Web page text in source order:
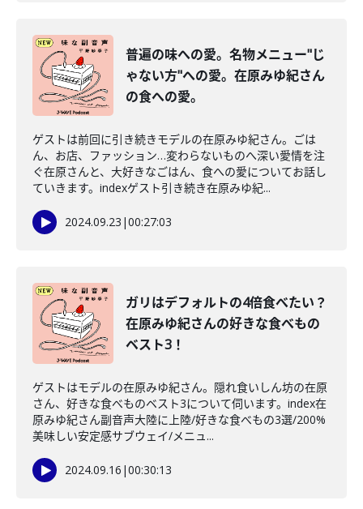
普遍の味への愛。名物メニュー"じ
ゃない方"への愛。在原みゆ紀さん
の食への愛。
ゲストは前回に引き続きモデルの在原みゆ紀さん。ごは
ん、お店、ファッション…変わらないものへ深い愛情を注
ぐ在原さんと、大好きなごはん、食への愛についてお話し
ていきます。indexゲスト引き続き在原みゆ紀...
2024.09.23 |00:27:03
ガリはデフォルトの4倍食べたい？
在原みゆ紀さんの好きな食べもの
ベスト3！
ゲストはモデルの在原みゆ紀さん。隠れ食いしん坊の在原
さん、好きな食べものベスト3について伺います。index在
原みゆ紀さん副音声大陸に上陸/好きな食べもの3選/200%
美味しい安定感サブウェイ/メニュ...
2024.09.16 |00:30:13